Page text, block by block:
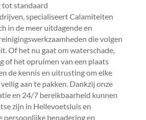
tot standaard
specialiseert Calamiteiten
in de meer uitdagende en
die volgen
Of het nu gaat om waterschade,
of het opruimen van een plaats
de kennis en uitrusting om elke
aan te pakken.​ Dankzij onze
en 24/7 bereikbaarheid kunnen
zijn in Hellevoetsluis en
persoonlijke benadering en